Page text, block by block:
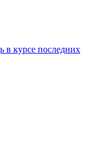
в курсе последних